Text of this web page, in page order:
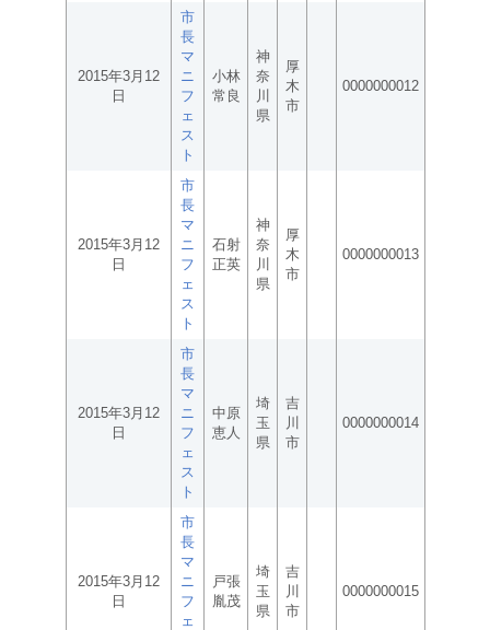
2015年3月12
日
市
長
マ
ニ
フ
ェ
ス
ト
小林
常良
神
奈
川
県
厚
木
市
0000000012
2015年3月12
日
市
長
マ
ニ
フ
ェ
ス
ト
石射
正英
神
奈
川
県
厚
木
市
0000000013
2015年3月12
日
市
長
マ
ニ
フ
ェ
ス
ト
中原
恵人
埼
玉
県
吉
川
市
0000000014
2015年3月12
日
市
長
マ
ニ
フ
ェ
戸張
胤茂
埼
玉
県
吉
川
市
0000000015